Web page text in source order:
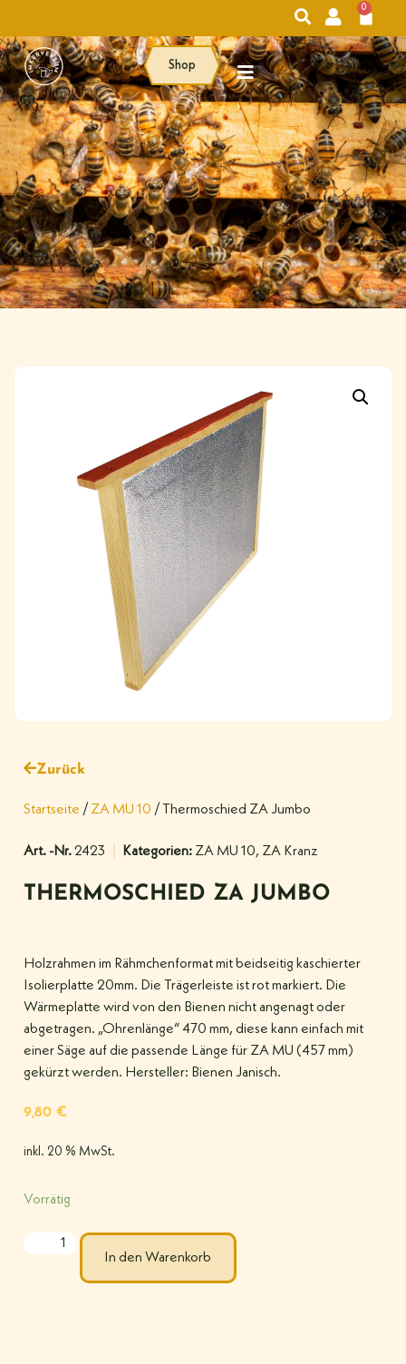
0
Shop
Zurück
Startseite / ZA MU 10 / Thermoschied ZA Jumbo
Art. -Nr.2423 Kategorien: ZA MU 10, ZA Kranz
THERMOSCHIED ZA JUMBO
Holzrahmen im Rähmchenformat mit beidseitig kaschierter
Isolierplatte 20mm. Die Trägerleiste ist rot markiert. Die
Wärmeplatte wird von den Bienen nicht angenagt oder
abgetragen. „Ohrenlänge“ 470 mm, diese kann einfach mit
einer Säge auf die passende Länge für ZA MU (457 mm)
gekürzt werden. Hersteller: Bienen Janisch.
9,80 €
inkl. 20 % MwSt.
Vorrätig
In den Warenkorb